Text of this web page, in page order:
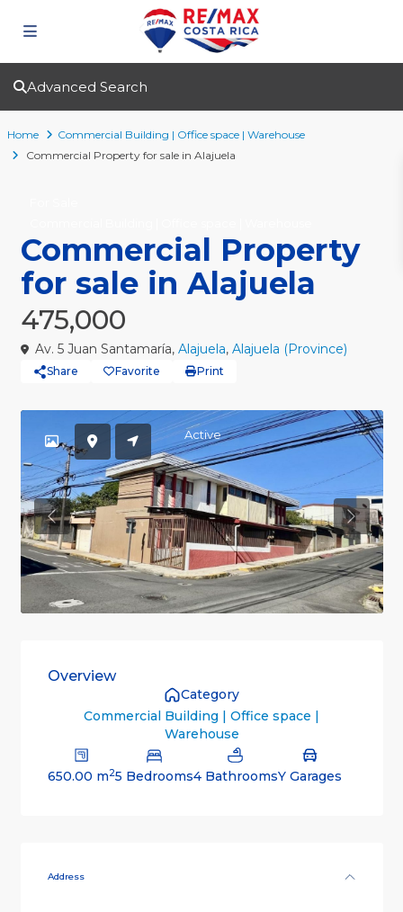
Advanced Search
Home
Commercial Building | Office space | Warehouse
Commercial Property for sale in Alajuela
Commercial Property
for sale in Alajuela
475,000
Av. 5 Juan Santamaría, Alajuela, Alajuela (Province)
Share Favorite Print
Active
Previous
Overview
Category
Commercial Building | Office space |
Warehouse
650.00 m25 Bedrooms4 BathroomsY Garages
Address